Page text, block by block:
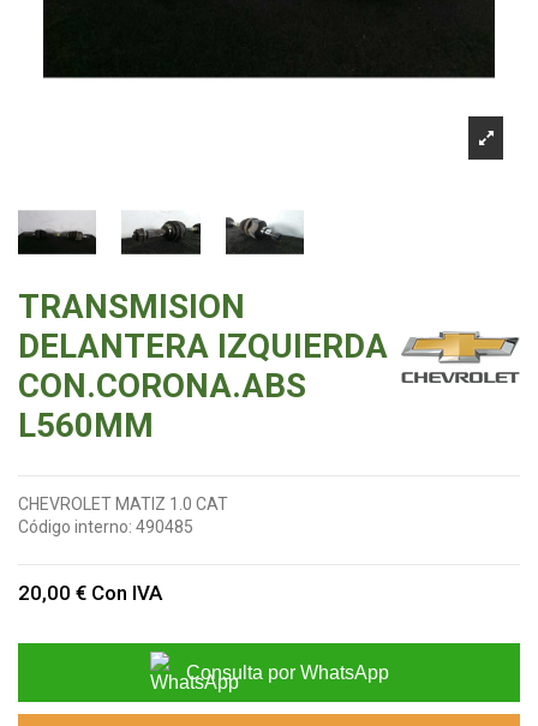
TRANSMISION
DELANTERA IZQUIERDA
CON.CORONA.ABS
L560MM
CHEVROLET MATIZ 1.0 CAT
Código interno: 490485
20,00 € Con IVA
Consulta por WhatsApp